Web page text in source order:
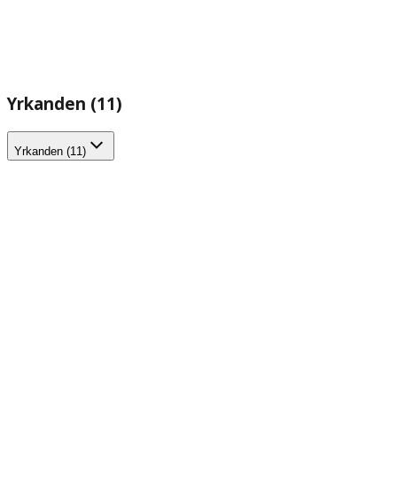
Yrkanden (11)
Yrkanden (11)